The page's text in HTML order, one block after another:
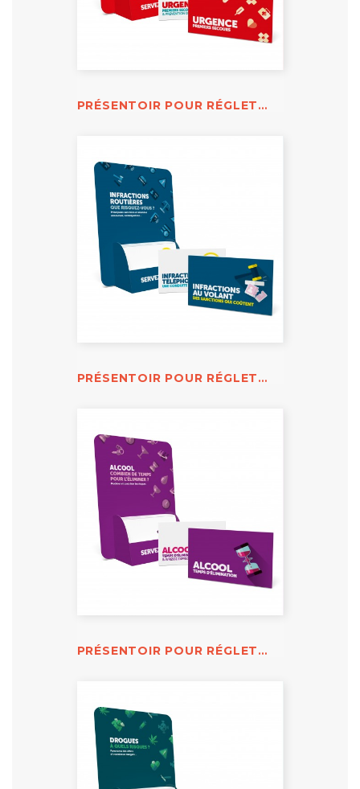
PRÉSENTOIR POUR RÉGLETTES URGENCE PREMIERS SECOURS
PRÉSENTOIR POUR RÉGLETTES INFRACTIONS ROUTIÈRES
PRÉSENTOIR POUR RÉGLETTES ALCOOL ÉLIMINATION